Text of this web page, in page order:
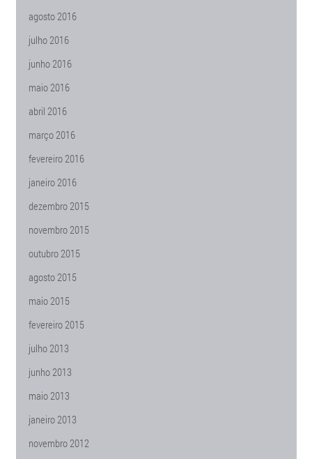
agosto 2016
julho 2016
junho 2016
maio 2016
abril 2016
março 2016
fevereiro 2016
janeiro 2016
dezembro 2015
novembro 2015
outubro 2015
agosto 2015
maio 2015
fevereiro 2015
julho 2013
junho 2013
maio 2013
janeiro 2013
novembro 2012